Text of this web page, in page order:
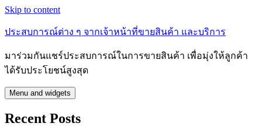
Skip to content
ประสบการณ์ต่าง ๆ จากเจ้าหน้าที่ขายสินค้า และบริการ
มาร่วมกันแชร์ประสบการณ์ในการขายสินค้า เพื่อมุ่งให้ลูกค้า
ได้รับประโยชน์สูงสุด
Menu and widgets
Recent Posts